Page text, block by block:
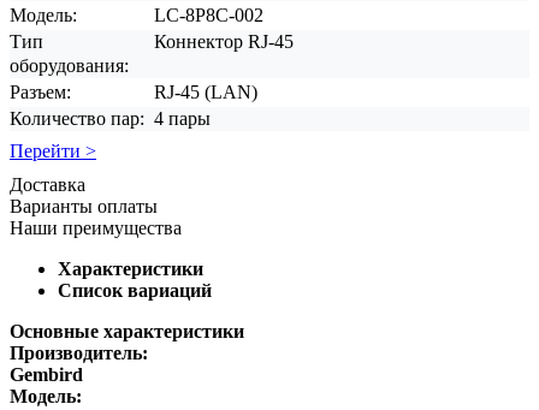
Модель:
LC-8P8C-002
Тип
оборудования:
Коннектор RJ-45
Разъем:
RJ-45 (LAN)
Количество пар: 4 пары
Перейти >
Доставка
Варианты оплаты
Наши преимущества
Характеристики
Список вариаций
Основные характеристики
Производитель:
Gembird
Модель: